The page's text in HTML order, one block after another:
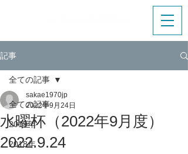
記事
全ての記事
2019年
2018年
全ての記事
水曜杯（2022年9月度）
2022.9.24
sakae1970jp
2022年9月24日